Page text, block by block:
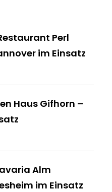
Perl
im Einsatz
Haus Gifhorn –
Alm
im Einsatz